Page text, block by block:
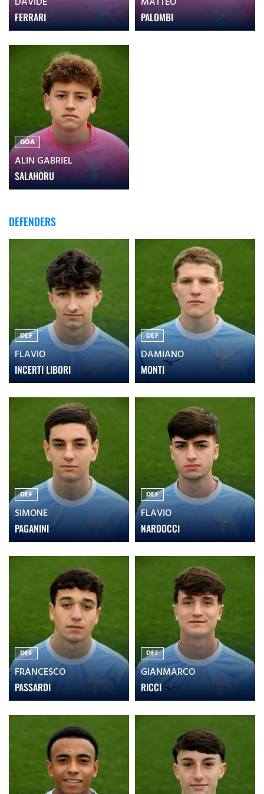
FERRARI PALOMBI
GOA
ALIN GABRIEL
SALAHORU
DEFENDERS
DEF
FLAVIO
INCERTI LIBORI
DEF
DAMIANO
MONTI
DEF
SIMONE
PAGANINI
DEF
FLAVIO
NARDOCCI
DEF
FRANCESCO
PASSARDI
DEF
GIANMARCO
RICCI